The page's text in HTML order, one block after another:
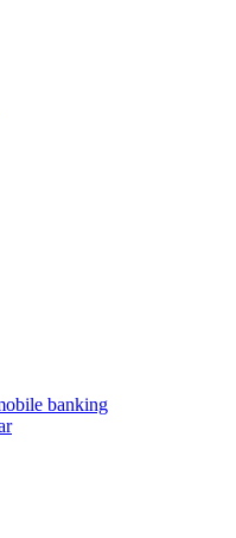
banking